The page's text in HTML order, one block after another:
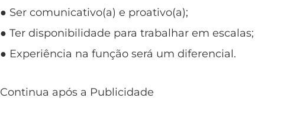
● Ser comunicativo(a) e proativo(a);
● Ter disponibilidade para trabalhar em escalas;
● Experiência na função será um diferencial.
Continua após a Publicidade